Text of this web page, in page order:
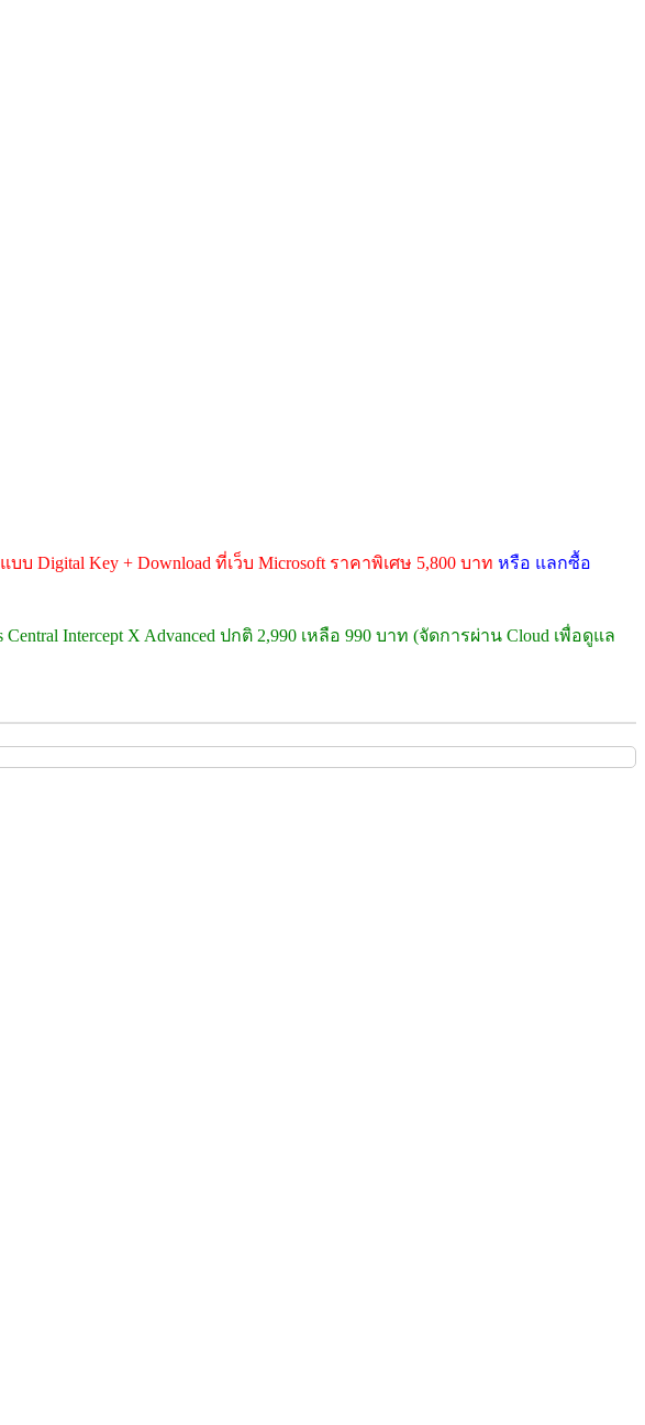
บ Digital Key + Download ที่เว็บ Microsoft ราคาพิเศษ 5,800 บาท หรือ แลกซื้อ
Intercept X Advanced ปกติ 2,990 เหลือ 990 บาท (จัดการผ่าน Cloud เพื่อดูแล